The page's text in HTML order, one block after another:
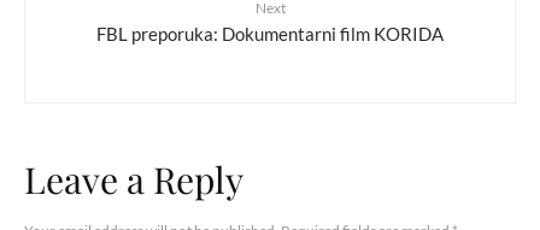
Next
FBL preporuka: Dokumentarni film KORIDA
Leave a Reply